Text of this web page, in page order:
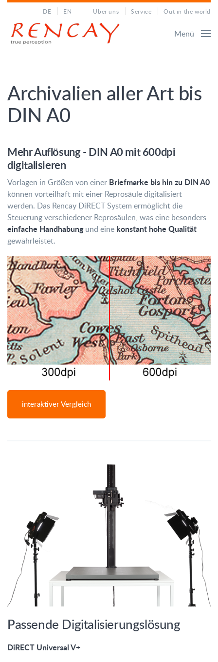
DE EN Über uns Service Out in the world
Menü
Archivalien aller Art bis
DIN A0
Mehr Auflösung - DIN A0 mit 600dpi
digitalisieren
Vorlagen in Größen von einer Briefmarke bis hin zu DIN A0
können vorteilhaft mit einer Reprosäule digitalisiert
werden. Das Rencay DiRECT System ermöglicht die
Steuerung verschiedener Reprosäulen, was eine besonders
einfache Handhabungund eine konstant hohe Qualität
gewährleistet.
interaktiver Vergleich
Passende Digitalisierungslösung
DiRECT Universal V+